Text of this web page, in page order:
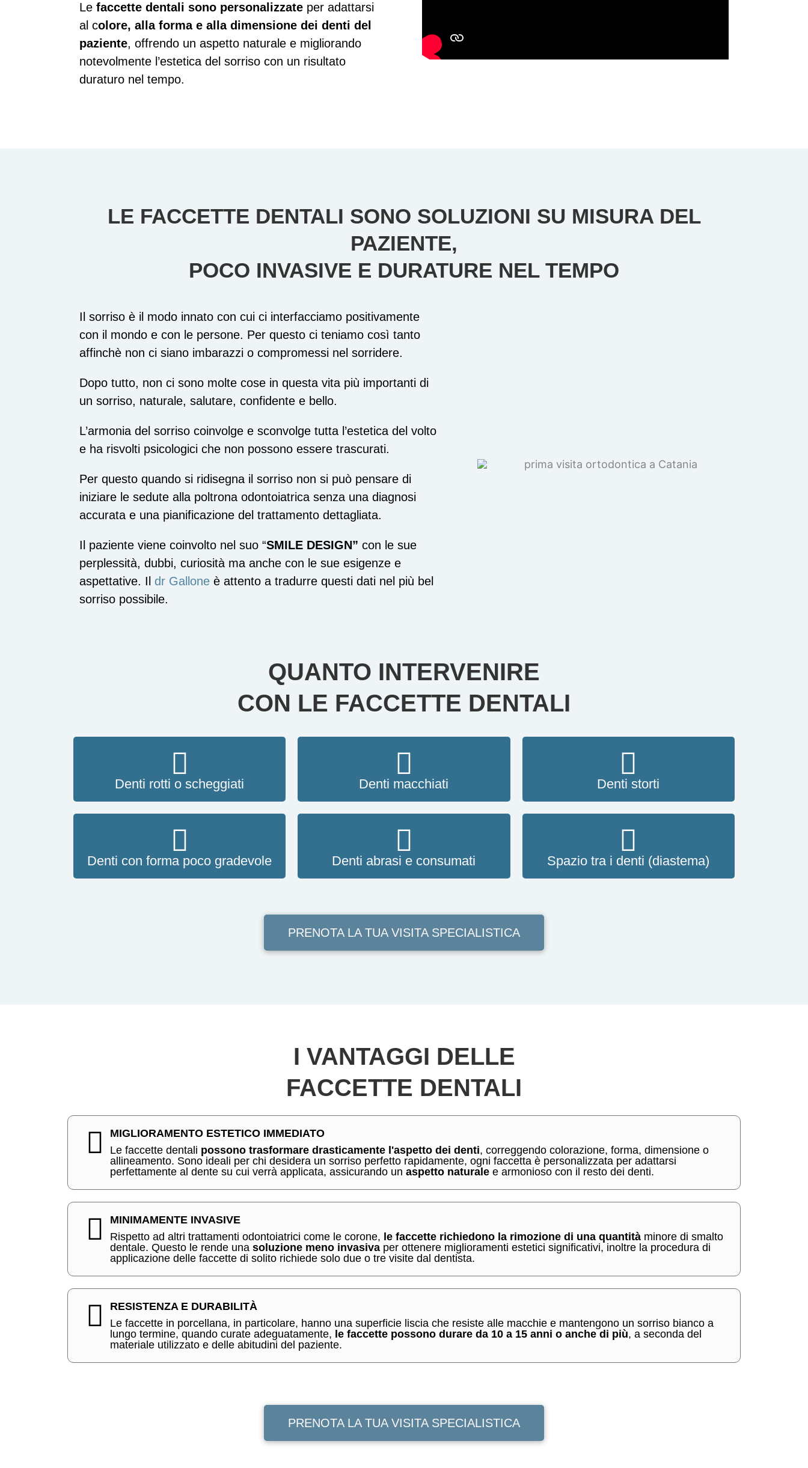
Le faccette dentali sono personalizzate per adattarsi
al colore, alla forma e alla dimensione dei denti del
paziente, offrendo un aspetto naturale e migliorando
notevolmente l’estetica del sorriso con un risultato
duraturo nel tempo.
LE FACCETTE DENTALI SONO SOLUZIONI SU MISURA DEL
PAZIENTE,
POCO INVASIVE E DURATURE NEL TEMPO
Il sorriso è il modo innato con cui ci interfacciamo positivamente
con il mondo e con le persone. Per questo ci teniamo così tanto
affinchè non ci siano imbarazzi o compromessi nel sorridere.
Dopo tutto, non ci sono molte cose in questa vita più importanti di
un sorriso, naturale, salutare, confidente e bello.
L’armonia del sorriso coinvolge e sconvolge tutta l’estetica del volto
e ha risvolti psicologici che non possono essere trascurati.
Per questo quando si ridisegna il sorriso non si può pensare di
iniziare le sedute alla poltrona odontoiatrica senza una diagnosi
accurata e una pianificazione del trattamento dettagliata.
Il paziente viene coinvolto nel suo “SMILE DESIGN” con le sue
perplessità, dubbi, curiosità ma anche con le sue esigenze e
aspettative. Il dr Gallone è attento a tradurre questi dati nel più bel
sorriso possibile.
QUANTO INTERVENIRE
CON LE FACCETTE DENTALI
Denti rotti o scheggiati Denti macchiati Denti storti
Denti con forma poco gradevole Denti abrasi e consumati Spazio tra i denti (diastema)
PRENOTA LA TUA VISITA SPECIALISTICA
I VANTAGGI DELLE
FACCETTE DENTALI
MIGLIORAMENTO ESTETICO IMMEDIATO
Le faccette dentali possono trasformare drasticamente l'aspetto dei denti, correggendo colorazione, forma, dimensione o
allineamento. Sono ideali per chi desidera un sorriso perfetto rapidamente, ogni faccetta è personalizzata per adattarsi
perfettamente al dente su cui verrà applicata, assicurando un aspetto naturale e armonioso con il resto dei denti.
MINIMAMENTE INVASIVE
Rispetto ad altri trattamenti odontoiatrici come le corone, le faccette richiedono la rimozione di una quantità minore di smalto
dentale. Questo le rende una soluzione meno invasiva per ottenere miglioramenti estetici significativi, inoltre la procedura di
applicazione delle faccette di solito richiede solo due o tre visite dal dentista.
RESISTENZA E DURABILITÀ
Le faccette in porcellana, in particolare, hanno una superficie liscia che resiste alle macchie e mantengono un sorriso bianco a
lungo termine, quando curate adeguatamente, le faccette possono durare da 10 a 15 anni o anche di più, a seconda del
materiale utilizzato e delle abitudini del paziente.
PRENOTA LA TUA VISITA SPECIALISTICA